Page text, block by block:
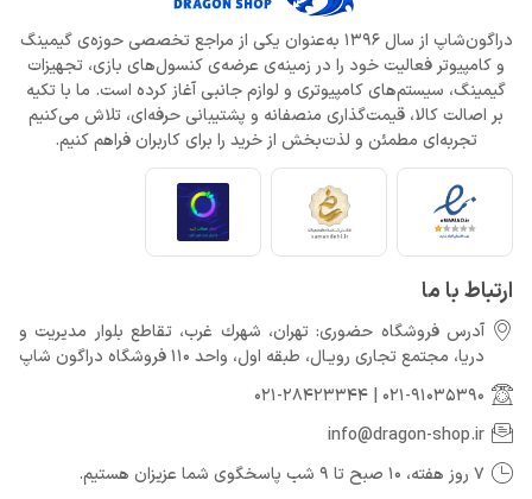
دراگون‌شاپ از سال 1396 به‌عنوان یکی از مراجع تخصصی حوزه‌ی گیمینگ
و کامپیوتر فعالیت خود را در زمینه‌ی عرضه‌ی کنسول‌های بازی، تجهیزات
گیمینگ، سیستم‌های کامپیوتری و لوازم جانبی آغاز کرده است. ما با تکیه
بر اصالت کالا، قیمت‌گذاری منصفانه و پشتیبانی حرفه‌ای، تلاش می‌کنیم
تجربه‌ای مطمئن و لذت‌بخش از خرید را برای کاربران فراهم کنیم.
ارتباط با ما
آدرس فروشگاه حضوری: تهران، شهرك غرب، تقاطع بلوار مدیریت و
دريا، مجتمع تجارى رويـال، طبقه اول، واحد 110 فروشگاه دراگون شاپ
021-91035390
021-28423344
info@dragon-shop.ir
7 روز هفته، 10 صبح تا 9 شب پاسخگوی شما عزیزان هستیم.